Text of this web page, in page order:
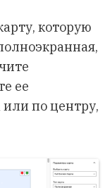
которую
ее
по центру,